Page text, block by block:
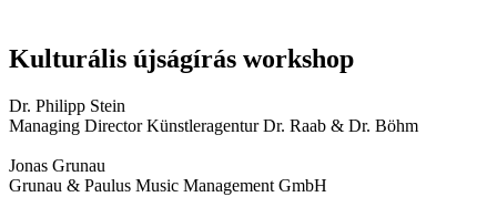
Kulturális újságírás workshop
Dr. Philipp Stein
Managing Director Künstleragentur Dr. Raab & Dr. Böhm
Jonas Grunau
Grunau & Paulus Music Management GmbH